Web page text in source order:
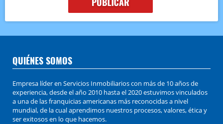
QUIÉNES SOMOS
Empresa líder en Servicios Inmobiliarios con más de 10 años de
experiencia, desde el año 2010 hasta el 2020 estuvimos vinculados
a una de las franquicias americanas más reconocidas a nivel
mundial, de la cual aprendimos nuestros procesos, valores, ética y
ser exitosos en lo que hacemos.